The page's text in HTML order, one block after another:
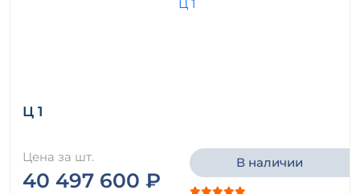
Ц 1
Цена за шт.
40 497 600 ₽
В наличии